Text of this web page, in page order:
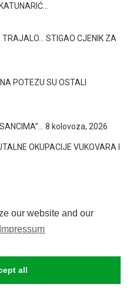
our website and our
Impressum
all
TRAJALO… STIGAO CJENIK ZA
POTEZU SU OSTALI
8 kolovoza, 2026
OKUPACIJE VUKOVARA I